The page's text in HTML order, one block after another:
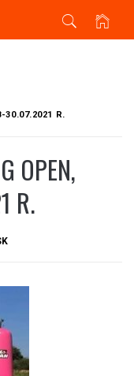
30.07.2021 R.
OPEN,
R.